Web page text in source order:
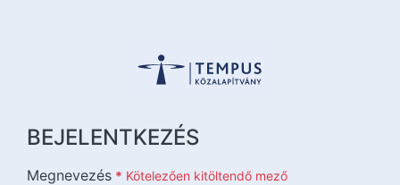
BEJELENTKEZÉS
Megnevezés * Kötelezően kitöltendő mező